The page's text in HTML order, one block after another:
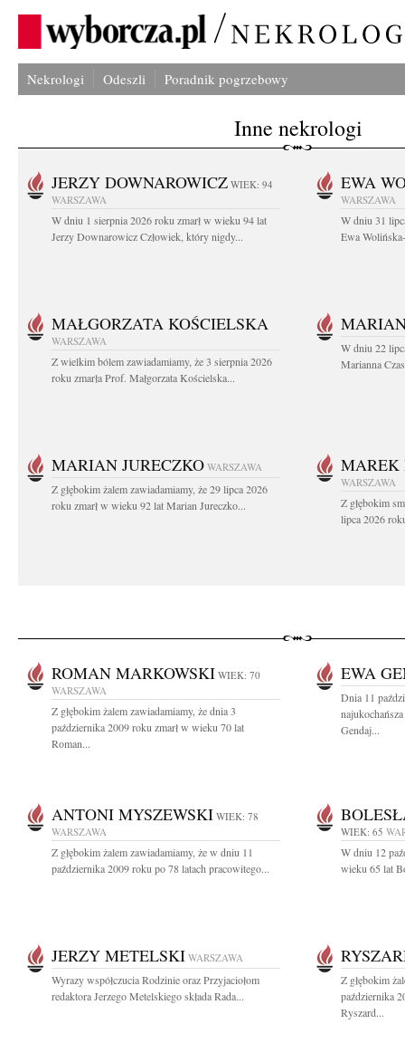
Nekrologi Odeszli Poradnik pogrzebowy
Inne nekrologi
JERZY DOWNAROWICZ WIEK: 94
WARSZAWA
W dniu 1 sierpnia 2026 roku zmarł w wieku 94 lat
Jerzy Downarowicz Człowiek, który nigdy...
EWA
WARSZAWA
W dniu 31
Ewa
MAŁGORZATA KOŚCIELSKA
WARSZAWA
Z wielkim bólem zawiadamiamy, że 3 sierpnia 2026
roku zmarła Prof. Małgorzata Kościelska...
W dniu 22
Marianna
MARIAN JURECZKO WARSZAWA
Z głębokim żalem zawiadamiamy, że 29 lipca 2026
roku zmarł w wieku 92 lat Marian Jureczko...
MAREK
WARSZAWA
Z głębokim
lipca 2026
ROMAN MARKOWSKI WIEK: 70
WARSZAWA
Z głębokim żalem zawiadamiamy, że dnia 3
października 2009 roku zmarł w wieku 70 lat
Roman...
EWA
Dnia 11
Gendaj...
ANTONI MYSZEWSKI WIEK: 78
WARSZAWA
Z głębokim żalem zawiadamiamy, że w dniu 11
października 2009 roku po 78 latach pracowitego...
WIEK: 65
W dniu 12
wieku 65 lat
JERZY METELSKI WARSZAWA
Wyrazy współczucia Rodzinie oraz Przyjaciołom
redaktora Jerzego Metelskiego składa Rada...
Z głębokim
października
Ryszard...